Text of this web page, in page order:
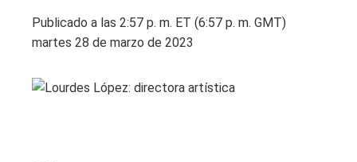
Publicado a las 2:57 p. m. ET (6:57 p. m. GMT)
martes 28 de marzo de 2023